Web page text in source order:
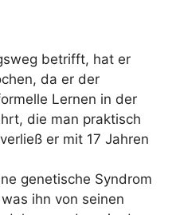
betrifft, hat er
da er der
Lernen in der
die man praktisch
er mit 17 Jahren
genetische Syndrom
ihn von seinen